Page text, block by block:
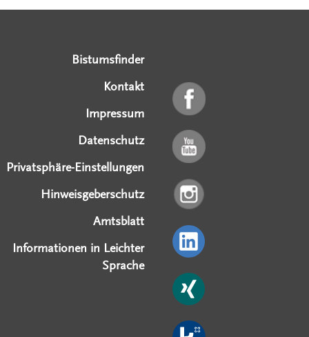
Bistumsfinder
Kontakt
Impressum
Datenschutz
Privatsphäre-Einstellungen
Hinweisgeberschutz
Amtsblatt
Informationen in Leichter
Sprache